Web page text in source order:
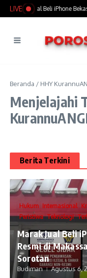
Lewati ke konten
LIVE
​Marak Jual Beli iPhone
Beranda / HHY
Menjelajahi
Berita Terkini
Hukum Internasional
Peristiwa Teknologi
​Marak Jual Beli
Resmi di
Sorotan
Budiman Agustus 6,